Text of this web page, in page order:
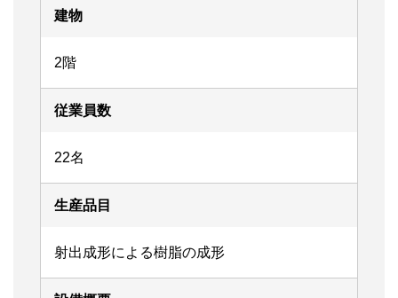
建物
2階
従業員数
22名
生産品目
射出成形による樹脂の成形